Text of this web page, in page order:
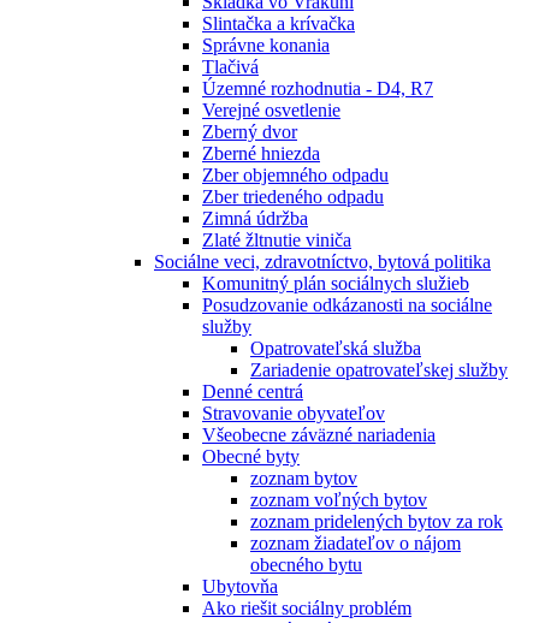
Slintačka a krívačka
Správne konania
Tlačivá
Územné rozhodnutia - D4, R7
Verejné osvetlenie
Zberný dvor
Zberné hniezda
Zber objemného odpadu
Zber triedeného odpadu
Zimná údržba
Zlaté žltnutie viniča
Sociálne veci, zdravotníctvo, bytová politika
Komunitný plán sociálnych služieb
Posudzovanie odkázanosti na sociálne
služby
Opatrovateľská služba
Zariadenie opatrovateľskej služby
Denné centrá
Stravovanie obyvateľov
Všeobecne záväzné nariadenia
Obecné byty
zoznam bytov
zoznam voľných bytov
zoznam pridelených bytov za rok
zoznam žiadateľov o nájom
obecného bytu
Ubytovňa
Ako riešit sociálny problém